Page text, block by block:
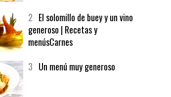
2 El solomillo de buey y un vino
generoso | Recetas y
menúsCarnes
3 Un menú muy generoso